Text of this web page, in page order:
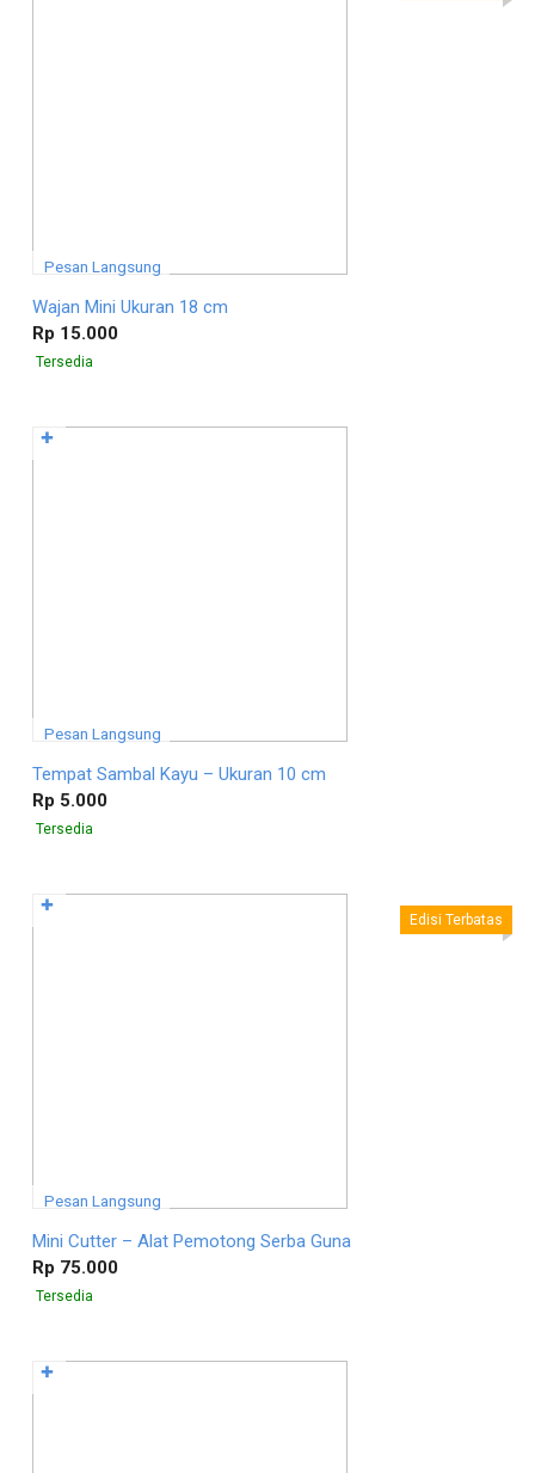
Pesan Langsung
Wajan Mini Ukuran 18 cm
Rp 15.000
Tersedia
Pesan Langsung
Tempat Sambal Kayu – Ukuran 10 cm
Rp 5.000
Tersedia
✚
Pesan Langsung
Edisi Terbatas
Mini Cutter – Alat Pemotong Serba Guna
Rp 75.000
Tersedia
✚
✚